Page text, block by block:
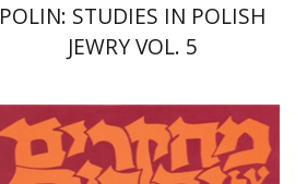
POLIN: STUDIES IN POLISH
JEWRY VOL. 5